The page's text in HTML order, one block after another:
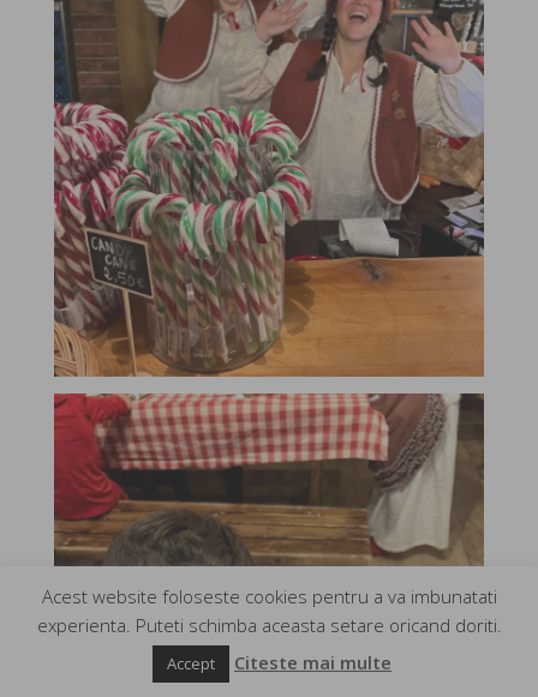
Acest website foloseste cookies pentru a va imbunatati
experienta. Puteti schimba aceasta setare oricand doriti.
Accept Citeste mai multe